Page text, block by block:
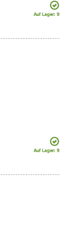
Auf Lager: 9
Auf Lager: 9